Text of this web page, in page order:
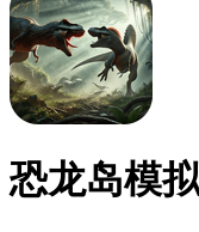
恐龙岛模